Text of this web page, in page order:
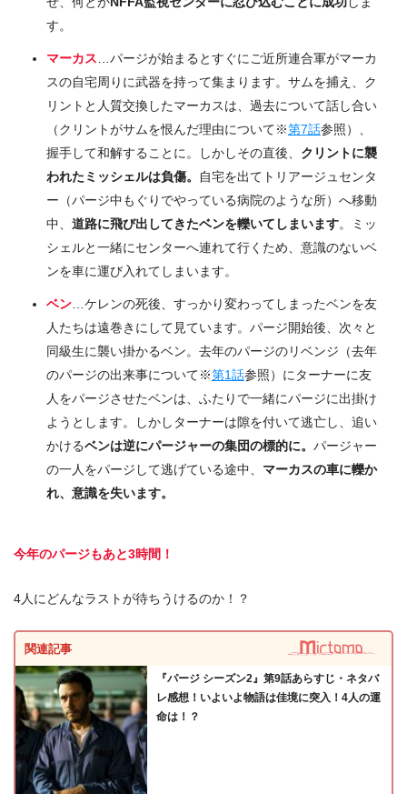
す。
マーカス …パージが始まるとすぐにご近所連合軍がマーカ
スの自宅周りに武器を持って集まります。サムを捕え、ク
リントと人質交換したマーカスは、過去について話し合い
（クリントがサムを恨んだ理由について※第7話参照）、
握手して和解することに。しかしその直後、 クリントに襲
われたミッシェルは負傷。
自宅を出てトリアージュセンタ
ー（パージ中もぐりでやっている病院のような所）へ移動
中、 道路に飛び出してきたベンを轢いてしまいます。ミッ
シェルと一緒にセンターへ連れて行くため、意識のないベ
ンを車に運び入れてしまいます。
ベン …ケレンの死後、すっかり変わってしまったベンを友
人たちは遠巻きにして見ています。パージ開始後、次々と
同級生に襲い掛かるベン。去年のパージのリベンジ（去年
のパージの出来事について※第1話参照）にターナーに友
人をパージさせたベンは、ふたりで一緒にパージに出掛け
ようとします。しかしターナーは隙を付いて逃亡し、追い
かけるベンは逆にパージャーの集団の標的に。 パージャー
の一人をパージして逃げている途中、 マーカスの車に轢か
れ、意識を失います。
今年のパージもあと3時間！
4人にどんなラストが待ちうけるのか！？
関連記事
『パージ シーズン2』第9話あらすじ・ネタバ
レ感想！いよいよ物語は佳境に突入！4人の運
命は！？